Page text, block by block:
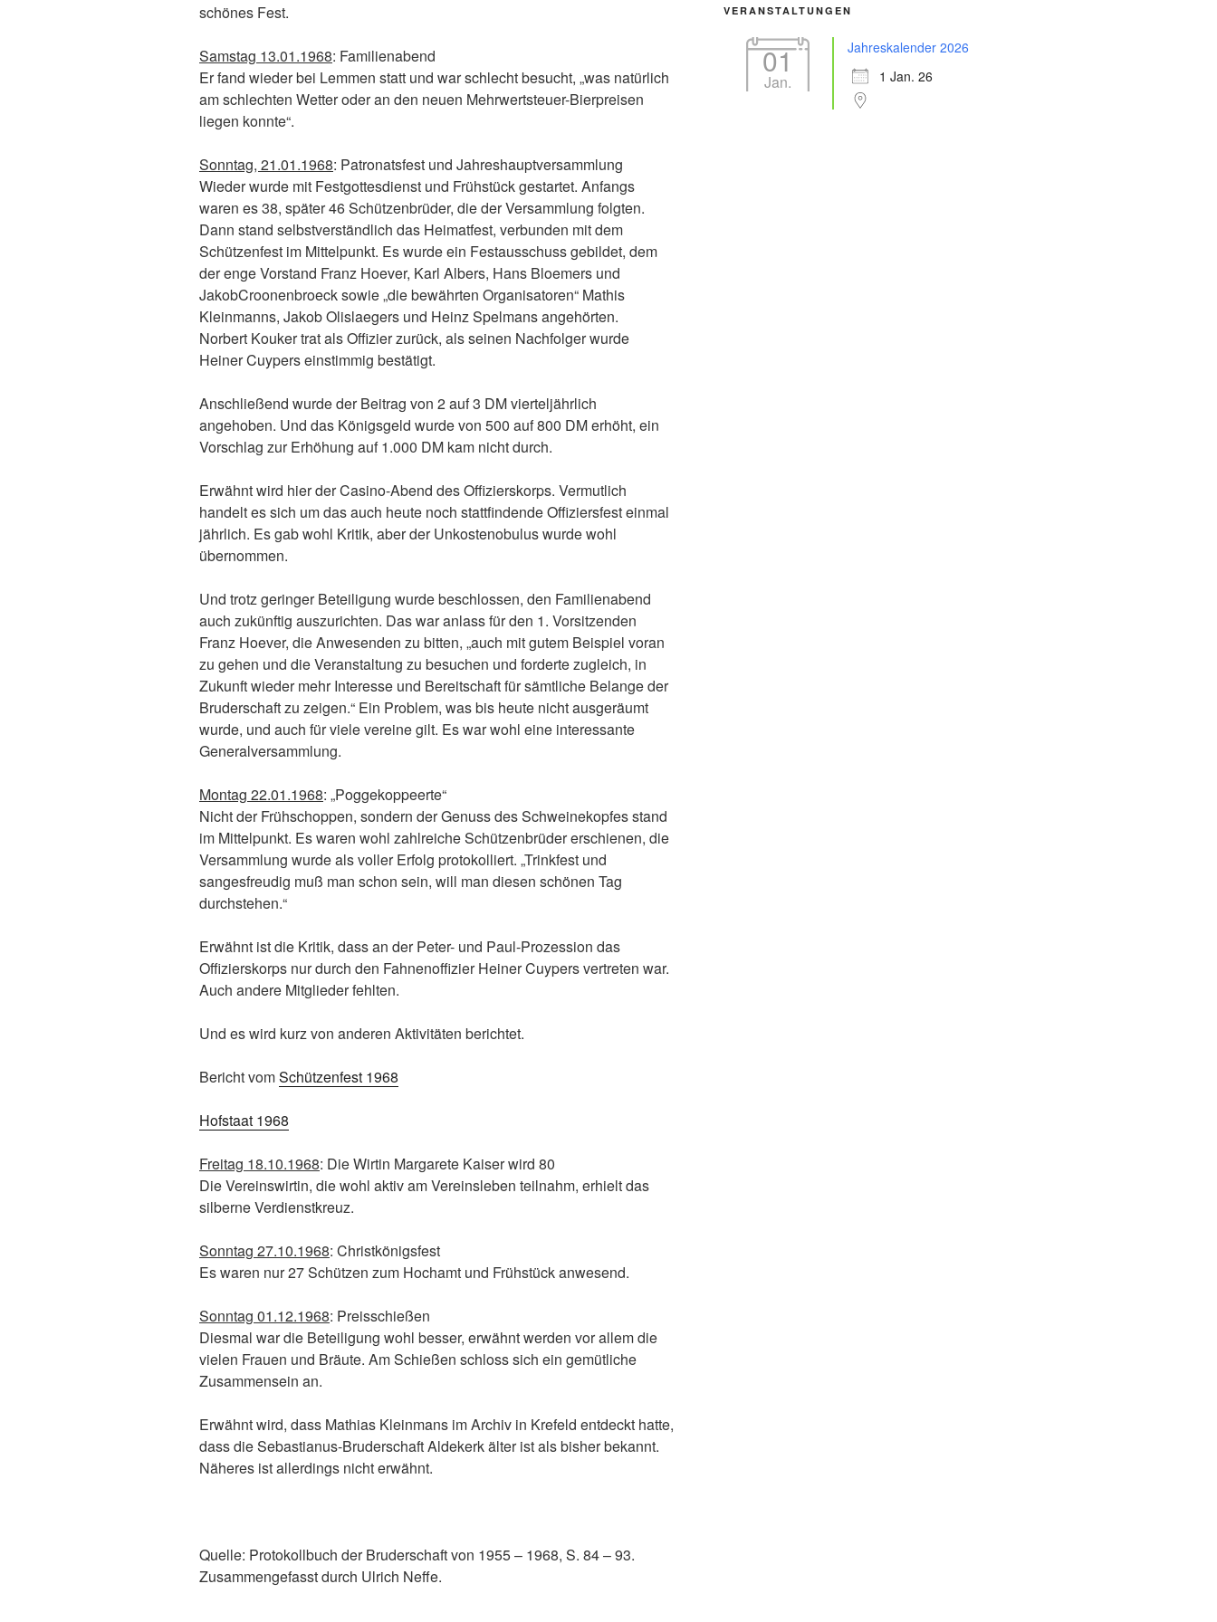
schönes Fest.
Samstag 13.01.1968: Familienabend
Er fand wieder bei Lemmen statt und war schlecht besucht, „was natürlich
am schlechten Wetter oder an den neuen Mehrwertsteuer-Bierpreisen
liegen konnte“.
Sonntag, 21.01.1968: Patronatsfest und Jahreshauptversammlung
Wieder wurde mit Festgottesdienst und Frühstück gestartet. Anfangs
waren es 38, später 46 Schützenbrüder, die der Versammlung folgten.
Dann stand selbstverständlich das Heimatfest, verbunden mit dem
Schützenfest im Mittelpunkt. Es wurde ein Festausschuss gebildet, dem
der enge Vorstand Franz Hoever, Karl Albers, Hans Bloemers und
JakobCroonenbroeck sowie „die bewährten Organisatoren“ Mathis
Kleinmanns, Jakob Olislaegers und Heinz Spelmans angehörten.
Norbert Kouker trat als Offizier zurück, als seinen Nachfolger wurde
Heiner Cuypers einstimmig bestätigt.
Anschließend wurde der Beitrag von 2 auf 3 DM vierteljährlich
angehoben. Und das Königsgeld wurde von 500 auf 800 DM erhöht, ein
Vorschlag zur Erhöhung auf 1.000 DM kam nicht durch.
Erwähnt wird hier der Casino-Abend des Offizierskorps. Vermutlich
handelt es sich um das auch heute noch stattfindende Offiziersfest einmal
jährlich. Es gab wohl Kritik, aber der Unkostenobulus wurde wohl
übernommen.
Und trotz geringer Beteiligung wurde beschlossen, den Familienabend
auch zukünftig auszurichten. Das war anlass für den 1. Vorsitzenden
Franz Hoever, die Anwesenden zu bitten, „auch mit gutem Beispiel voran
zu gehen und die Veranstaltung zu besuchen und forderte zugleich, in
Zukunft wieder mehr Interesse und Bereitschaft für sämtliche Belange der
Bruderschaft zu zeigen.“ Ein Problem, was bis heute nicht ausgeräumt
wurde, und auch für viele vereine gilt. Es war wohl eine interessante
Generalversammlung.
Montag 22.01.1968: „Poggekoppeerte“
Nicht der Frühschoppen, sondern der Genuss des Schweinekopfes stand
im Mittelpunkt. Es waren wohl zahlreiche Schützenbrüder erschienen, die
Versammlung wurde als voller Erfolg protokolliert. „Trinkfest und
sangesfreudig muß man schon sein, will man diesen schönen Tag
durchstehen.“
Erwähnt ist die Kritik, dass an der Peter- und Paul-Prozession das
Offizierskorps nur durch den Fahnenoffizier Heiner Cuypers vertreten war.
Auch andere Mitglieder fehlten.
Und es wird kurz von anderen Aktivitäten berichtet.
Bericht vomSchützenfest 1968
Hofstaat 1968
Freitag 18.10.1968: Die Wirtin Margarete Kaiser wird 80
Die Vereinswirtin, die wohl aktiv am Vereinsleben teilnahm, erhielt das
silberne Verdienstkreuz.
Sonntag 27.10.1968: Christkönigsfest
Es waren nur 27 Schützen zum Hochamt und Frühstück anwesend.
Sonntag 01.12.1968: Preisschießen
Diesmal war die Beteiligung wohl besser, erwähnt werden vor allem die
vielen Frauen und Bräute. Am Schießen schloss sich ein gemütliche
Zusammensein an.
Erwähnt wird, dass Mathias Kleinmans im Archiv in Krefeld entdeckt hatte,
dass die Sebastianus-Bruderschaft Aldekerk älter ist als bisher bekannt.
Näheres ist allerdings nicht erwähnt.
Quelle: Protokollbuch der Bruderschaft von 1955 – 1968, S. 84 – 93.
Zusammengefasst durch Ulrich Neffe.
VERANSTALTUNGEN
01
Jan.
Jahreskalender 2026
1 Jan. 26